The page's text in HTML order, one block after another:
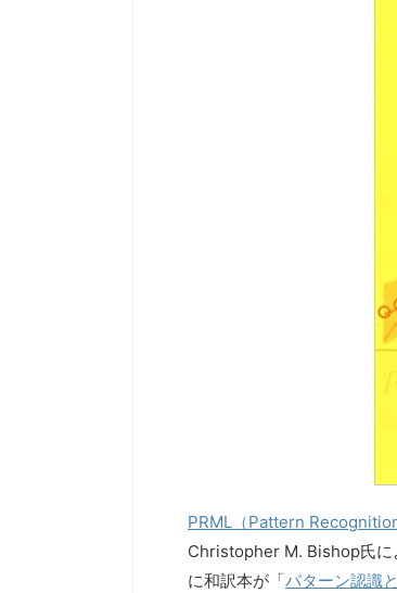
PRML（Pattern
Christopher M. Bishop氏に
に和訳本が「パターン認識